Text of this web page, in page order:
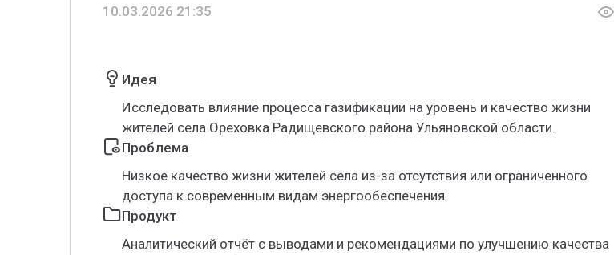
10.03.2026 21:35
Идея
Исследовать влияние процесса газификации на уровень и качество жизни
жителей села Ореховка Радищевского района Ульяновской области.
Проблема
Низкое качество жизни жителей села из-за отсутствия или ограниченного
доступа к современным видам энергообеспечения.
Продукт
Аналитический отчёт с выводами и рекомендациями по улучшению качества